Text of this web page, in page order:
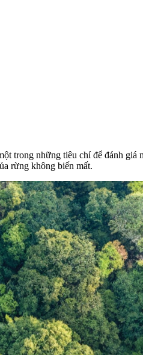
trong những tiêu chí để đánh giá
rừng không biến mất.